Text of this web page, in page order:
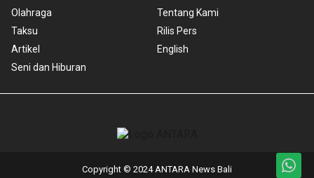
Olahraga
Taksu
Artikel
Seni dan Hiburan
Tentang Kami
Rilis Pers
English
Copyright © 2024 ANTARA News Bali